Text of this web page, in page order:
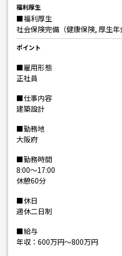
福利厚生
■福利厚生
社会保険完備（健康保険, 厚生年
ポイント
■雇用形態
正社員
■仕事内容
建築設計
■勤務地
大阪府
■勤務時間
8:00～17:00
休憩60分
■休日
週休二日制
■給与
年収：600万円～800万円